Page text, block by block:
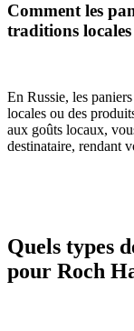
Comment les
traditions locales
En Russie, les
locales ou des
aux goûts locaux,
destinataire, rendant
Quels types
pour Roch